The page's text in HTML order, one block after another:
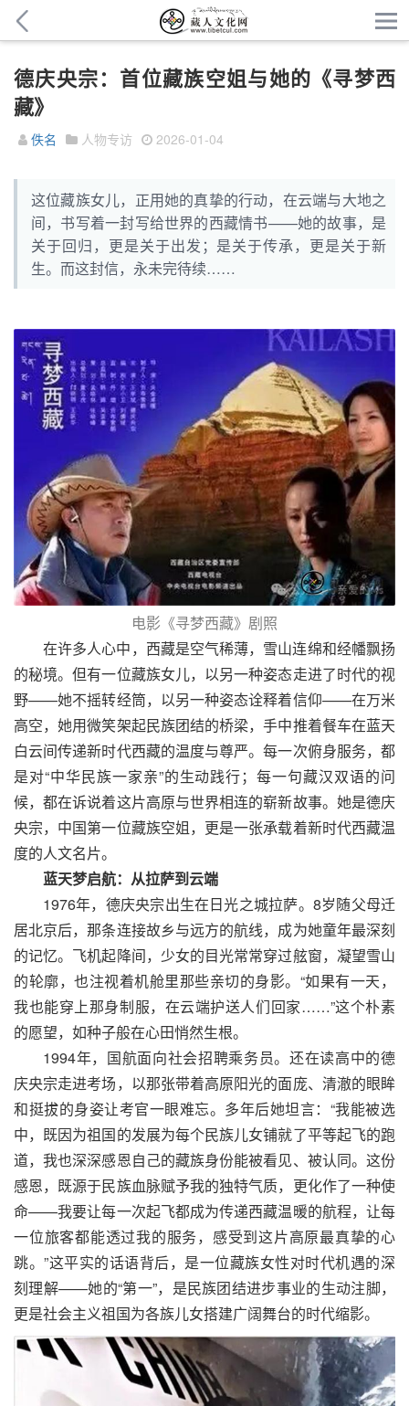
德庆央宗：首位藏族空姐与她的《寻梦西
藏》
佚名 人物专访 2026-01-04
这位藏族女儿，正用她的真挚的行动，在云端与大地之
间，书写着一封写给世界的西藏情书——她的故事，是
关于回归，更是关于出发；是关于传承，更是关于新
生。而这封信，永未完待续……
电影《寻梦西藏》剧照
在许多人心中，西藏是空气稀薄，雪山连绵和经幡飘扬
的秘境。但有一位藏族女儿，以另一种姿态走进了时代的视
野——她不摇转经筒，以另一种姿态诠释着信仰——在万米
高空，她用微笑架起民族团结的桥梁，手中推着餐车在蓝天
白云间传递新时代西藏的温度与尊严。每一次俯身服务，都
是对“中华民族一家亲”的生动践行；每一句藏汉双语的问
候，都在诉说着这片高原与世界相连的崭新故事。她是德庆
央宗，中国第一位藏族空姐，更是一张承载着新时代西藏温
度的人文名片。
蓝天梦启航：从拉萨到云端
1976年，德庆央宗出生在日光之城拉萨。8岁随父母迁
居北京后，那条连接故乡与远方的航线，成为她童年最深刻
的记忆。飞机起降间，少女的目光常常穿过舷窗，凝望雪山
的轮廓，也注视着机舱里那些亲切的身影。“如果有一天，
我也能穿上那身制服，在云端护送人们回家……”这个朴素
的愿望，如种子般在心田悄然生根。
1994年，国航面向社会招聘乘务员。还在读高中的德
庆央宗走进考场，以那张带着高原阳光的面庞、清澈的眼眸
和挺拔的身姿让考官一眼难忘。多年后她坦言：“我能被选
中，既因为祖国的发展为每个民族儿女铺就了平等起飞的跑
道，我也深深感恩自己的藏族身份能被看见、被认同。这份
感恩，既源于民族血脉赋予我的独特气质，更化作了一种使
命——我要让每一次起飞都成为传递西藏温暖的航程，让每
一位旅客都能透过我的服务，感受到这片高原最真挚的心
跳。”这平实的话语背后，是一位藏族女性对时代机遇的深
刻理解——她的“第一”，是民族团结进步事业的生动注脚，
更是社会主义祖国为各族儿女搭建广阔舞台的时代缩影。